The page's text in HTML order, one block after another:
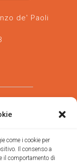
come i cookie per
Il consenso a
il comportamento di
de' Paoli
-Diocesi